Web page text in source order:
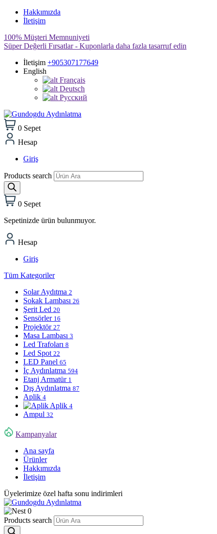
Hakkımızda
İletişim
100% Müşteri Memnuniyeti
Süper Değerli Fırsatlar - Kuponlarla daha fazla tasarruf edin
İletişim +905307177649
English
Français
Deutsch
Pусский
0 Sepet
Hesap
Giriş
Products search
0 Sepet
Sepetinizde ürün bulunmuyor.
Hesap
Giriş
Tüm Kategoriler
Solar Aydıtma 2
Sokak Lambası 26
Şerit Led 20
Sensörler 16
Projektör 27
Masa Lambası 3
Led Trafoları 8
Led Spot 22
LED Panel 65
İç Aydınlatma 594
Etanj Armatür 1
Dış Aydınlatma 87
Aplik 4
Aplik 4
Ampul 32
Kampanyalar
Ana sayfa
Ürünler
Hakkımızda
İletişim
Üyelerimize özel hafta sonu indirimleri
0
Products search